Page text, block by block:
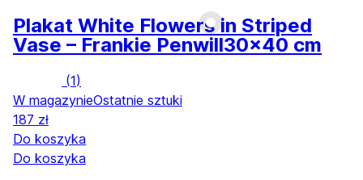
Plakat White Flowers in Striped
Vase – Frankie Penwill30x40 cm
(1)
W magazynieOstatnie sztuki
187 zł
Do koszyka
Do koszyka